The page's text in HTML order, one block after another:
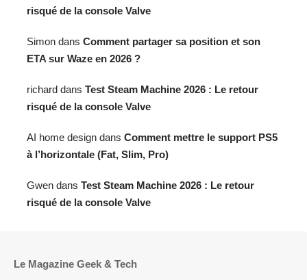
risqué de la console Valve
Simon dans Comment partager sa position et son
ETA sur Waze en 2026 ?
richard dans Test Steam Machine 2026 : Le retour
risqué de la console Valve
AI home design dans Comment mettre le support PS5
à l’horizontale (Fat, Slim, Pro)
Gwen dans Test Steam Machine 2026 : Le retour
risqué de la console Valve
Le Magazine Geek & Tech